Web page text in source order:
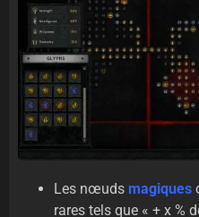
Les nœuds magiques
rares tels que « + x %